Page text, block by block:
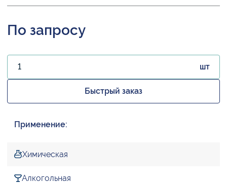
По запросу
шт
Быстрый заказ
Применение:
Химическая
Алкогольная